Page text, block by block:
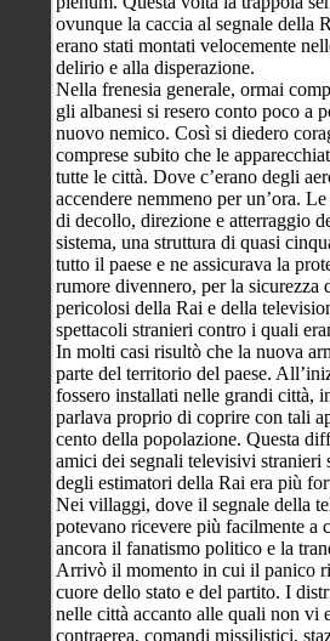
ovunque la caccia al segnale della
erano stati montati velocemente
delirio e alla disperazione.
Nella frenesia generale, ormai
gli albanesi si resero conto poco a
nuovo nemico. Così si diedero
comprese subito che le
tutte le città. Dove c’erano degli
accendere nemmeno per un’ora.
di decollo, direzione e atterraggio
sistema, una struttura di quasi
tutto il paese e ne assicurava la
rumore divennero, per la sicurezza
pericolosi della Rai e della
spettacoli stranieri contro i quali
In molti casi risultò che la nuova
parte del territorio del paese.
fossero installati nelle grandi città,
parlava proprio di coprire con tali
cento della popolazione. Questa
amici dei segnali televisivi stranieri
degli estimatori della Rai era più
Nei villaggi, dove il segnale della
potevano ricevere più facilmente a
ancora il fanatismo politico e la
Arrivò il momento in cui il panico
cuore dello stato e del partito. I
nelle città accanto alle quali non vi
contraerea, comandi missilistici,